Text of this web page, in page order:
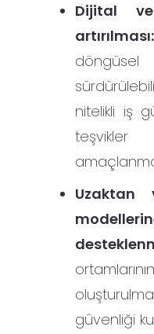
Dijital
artırılması:
nitelikli iş
Uzaktan
güvenliği